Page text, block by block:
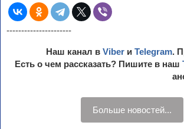
----------------------
Наш канал в Viber и Telegram.
Есть о чем рассказать? Пишите в наш
Больше новостей...